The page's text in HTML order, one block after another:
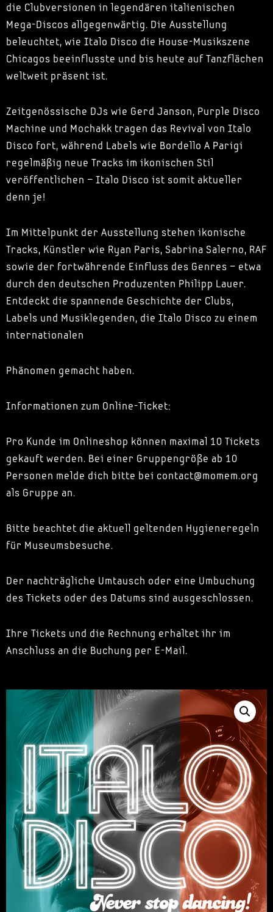
die Clubversionen in legendären italienischen
Mega-Discos allgegenwärtig. Die Ausstellung
beleuchtet, wie Italo Disco die House-Musikszene
Chicagos beeinflusste und bis heute auf Tanzflächen
weltweit präsent ist.
Zeitgenössische DJs wie Gerd Janson, Purple Disco
Machine und Mochakk tragen das Revival von Italo
Disco fort, während Labels wie Bordello A Parigi
regelmäßig neue Tracks im ikonischen Stil
veröffentlichen – Italo Disco ist somit aktueller
denn je!
Im Mittelpunkt der Ausstellung stehen ikonische
Tracks, Künstler wie Ryan Paris, Sabrina Salerno, RAF
sowie der fortwährende Einfluss des Genres – etwa
durch den deutschen Produzenten Philipp Lauer.
Entdeckt die spannende Geschichte der Clubs,
Labels und Musiklegenden, die Italo Disco zu einem
internationalen
Phänomen gemacht haben.
Informationen zum Online-Ticket:
Pro Kunde im Onlineshop können maximal 10 Tickets
gekauft werden. Bei einer Gruppengröße ab 10
Personen melde dich bitte bei contact@momem.org
als Gruppe an.
Bitte beachtet die aktuell geltenden Hygieneregeln
für Museumsbesuche.
Der nachträgliche Umtausch oder eine Umbuchung
des Tickets oder des Datums sind ausgeschlossen.
Ihre Tickets und die Rechnung erhaltet ihr im
Anschluss an die Buchung per E-Mail.